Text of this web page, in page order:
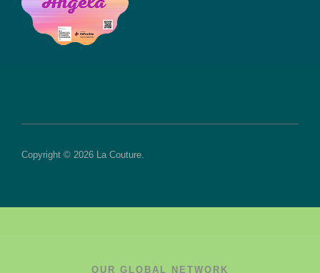
Copyright © 2026 La Couture.
OUR GLOBAL NETWORK